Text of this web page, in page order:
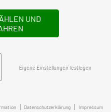
UND
Eigene Einstellungen festlegen
Datenschutzerklärung Impressum
ProvenExpert.com